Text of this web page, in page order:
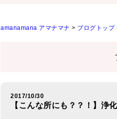
amanamana アマナマナ > ブログトップ
2017/10/30
【こんな所にも？？！】浄